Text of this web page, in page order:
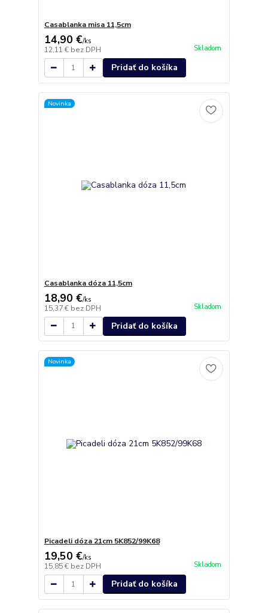
Casablanka misa 11,5cm
14,90 €/ks
12,11 € bez DPH Skladom
Pridať do košíka
Novinka
Casablanka dóza 11,5cm
18,90 €/ks
15,37 € bez DPH Skladom
Pridať do košíka
Novinka
Picadeli dóza 21cm 5K852/99K68
19,50 €/ks
15,85 € bez DPH Skladom
Pridať do košíka